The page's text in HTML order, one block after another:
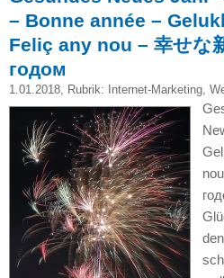
– Bonne année –
Feliç any nou – 幸せな
годом
1.01.2018, Rubrik: Internet-Marketing,